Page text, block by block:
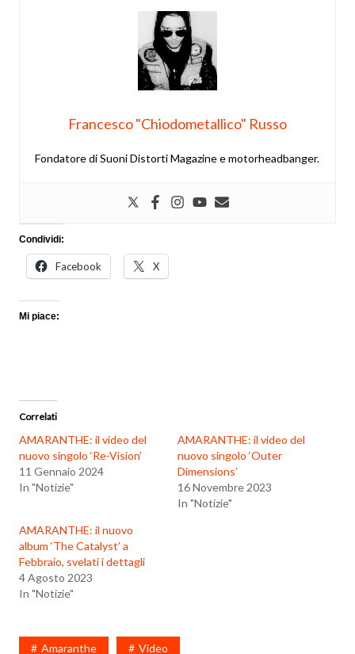
Francesco "Chiodometallico" Russo
Fondatore di Suoni Distorti Magazine e motorheadbanger.
Condividi:
Facebook X
Mi piace:
Correlati
AMARANTHE: il video del
nuovo singolo ‘Re-Vision’
11 Gennaio 2024
In "Notizie"
AMARANTHE: il video del
nuovo singolo ‘Outer
Dimensions’
16 Novembre 2023
In "Notizie"
AMARANTHE: il nuovo
album ‘The Catalyst’ a
Febbraio, svelati i dettagli
4 Agosto 2023
In "Notizie"
Amaranthe Video